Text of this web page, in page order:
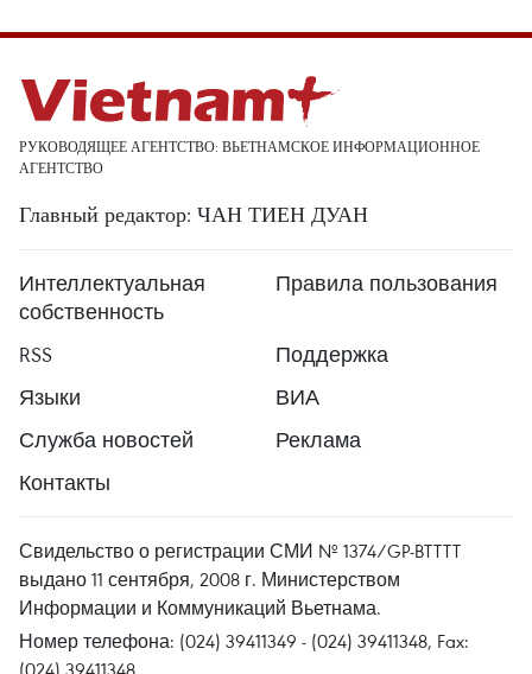
РУКОВОДЯЩЕЕ АГЕНТСТВО: ВЬЕТНАМСКОЕ ИНФОРМАЦИОННОЕ
АГЕНТСТВО
Главный редактор: ЧАН ТИЕН ДУАН
Интеллектуальная
собственность
Правила пользования
RSS
Поддержка
Языки
ВИА
Служба новостей
Реклама
Контакты
Свидельство о регистрации СМИ № 1374/GP-BTTTT
выдано 11 сентября, 2008 г. Министерством
Информации и Коммуникаций Вьетнама.
Номер телефона: (024) 39411349 - (024) 39411348, Fax:
(024) 39411348